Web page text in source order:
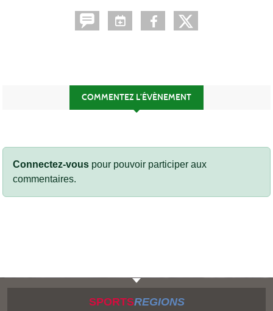
COMMENTEZ L’ÉVÈNEMENT
Connectez-vous pour pouvoir participer aux
commentaires.
SPORTSREGIONS